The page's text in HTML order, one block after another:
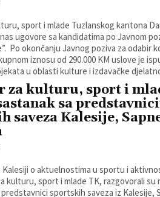
sport i mlade Tuzlanskog kantona
ugovore sa kandidatima po Javnom
Po okončanju Javnog poziva za odabir
iznosu od 290.000 KM uslove je
u oblasti kulture i izdavačke
za kulturu, sport i
sa
saveza Kalesije,
Kalesiji o aktuelnostima u sportu i
kulturu, sport i mlade TK, razgovorali su
predstavnici sportskih saveza iz Kalesije,